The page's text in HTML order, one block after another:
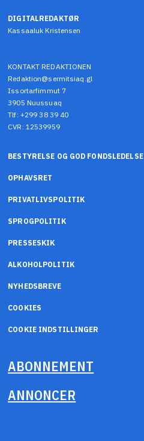
DIGITALREDAKTØR
Kassaaluk Kristensen
KONTAKT REDAKTIONEN
Redaktion@sermitsiaq.gl
Issortarfimmut 7
3905 Nuussuaq
Tlf: +299 38 39 40
CVR: 12539959
BESTYRELSE OG GOD FONDSLEDELSE
OPHAVSRET
PRIVATLIVSPOLITIK
SPROGPOLITIK
PRESSESKIK
ALKOHOLPOLITIK
NYHEDSBREVE
COOKIES
COOKIE INDSTILLINGER
ABONNEMENT
ANNONCER